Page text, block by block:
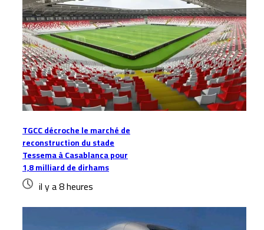
TGCC décroche le marché de
reconstruction du stade
Tessema à Casablanca pour
1,8 milliard de dirhams
il y a 8 heures